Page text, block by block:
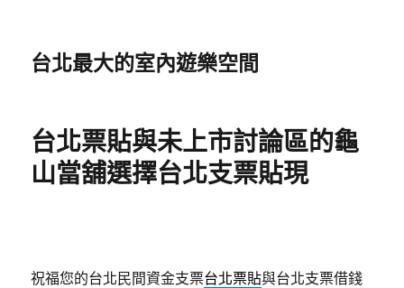
台北最大的室內遊樂空間
台北票貼與未上市討論區的龜
山當舖選擇台北支票貼現
祝福您的台北民間資金支票台北票貼與台北支票借錢